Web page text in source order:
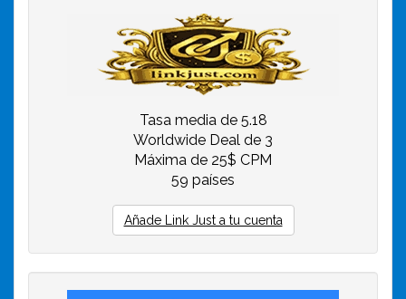
Tasa media de 5.18
Worldwide Deal de 3
Máxima de 25$ CPM
59 países
Añade Link Just a tu cuenta